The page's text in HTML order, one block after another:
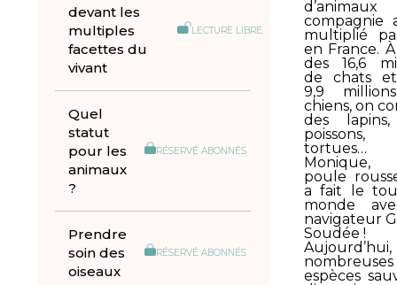
devant les
multiples
facettes du
vivant
LECTURE LIBRE
Quel
statut
pour les
animaux
?
RÉSERVÉ ABONNÉS
Prendre
soin des
oiseaux
RÉSERVÉ ABONNÉS
compagnie
multiplié
en France.
des 16,6
de chats
9,9
chiens, on
des
poissons,
Monique,
poule
a fait le
monde
navigateur
Soudée !
nombreuses
espèces